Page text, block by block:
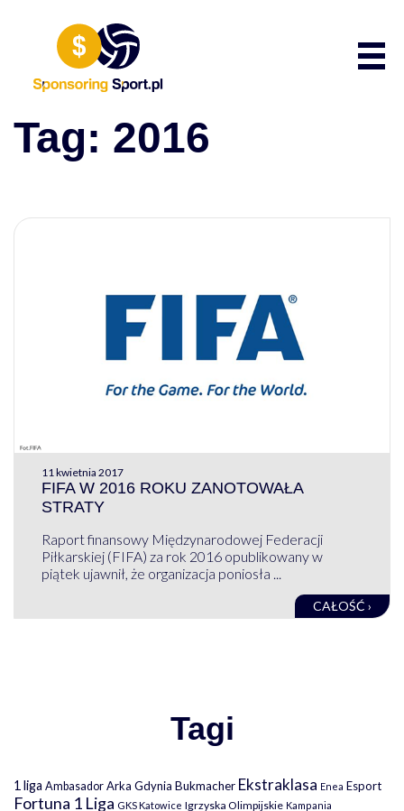
Tag: 2016
11 kwietnia 2017
FIFA W 2016 ROKU ZANOTOWAŁA
STRATY
Raport finansowy Międzynarodowej Federacji
Piłkarskiej (FIFA) za rok 2016 opublikowany w
piątek ujawnił, że organizacja poniosła ...
CAŁOŚĆ ›
Tagi
1 liga Ambasador Arka Gdynia Bukmacher Ekstraklasa Enea Esport
Fortuna 1 Liga GKS Katowice Igrzyska Olimpijskie Kampania